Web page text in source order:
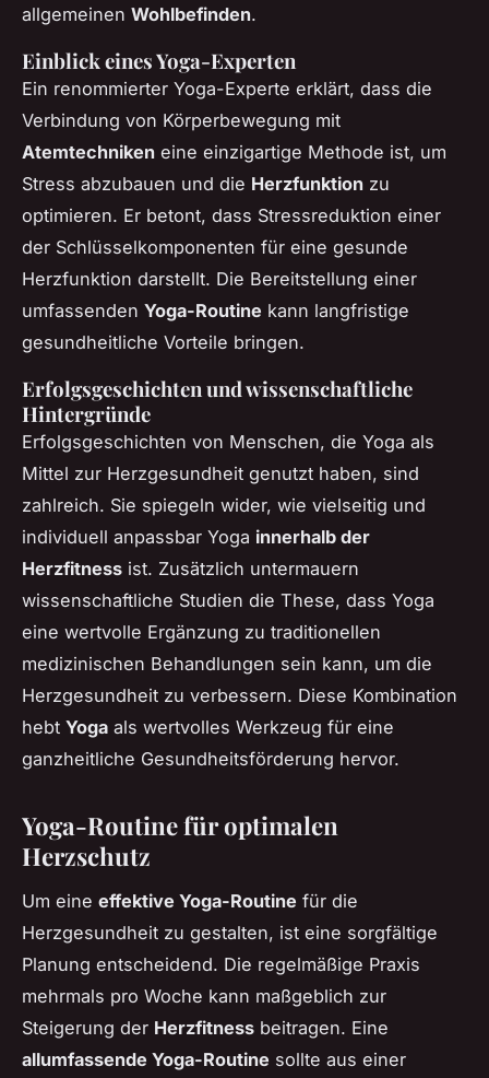
allgemeinen Wohlbefinden.
Einblick eines Yoga-Experten
Ein renommierter Yoga-Experte erklärt, dass die
Verbindung von Körperbewegung mit
Atemtechniken eine einzigartige Methode ist, um
Stress abzubauen und die Herzfunktion zu
optimieren. Er betont, dass Stressreduktion einer
der Schlüsselkomponenten für eine gesunde
Herzfunktion darstellt. Die Bereitstellung einer
umfassenden Yoga-Routine kann langfristige
gesundheitliche Vorteile bringen.
Erfolgsgeschichten und wissenschaftliche
Hintergründe
Erfolgsgeschichten von Menschen, die Yoga als
Mittel zur Herzgesundheit genutzt haben, sind
zahlreich. Sie spiegeln wider, wie vielseitig und
individuell anpassbar Yoga innerhalb der
Herzfitness ist. Zusätzlich untermauern
wissenschaftliche Studien die These, dass Yoga
eine wertvolle Ergänzung zu traditionellen
medizinischen Behandlungen sein kann, um die
Herzgesundheit zu verbessern. Diese Kombination
hebt Yoga als wertvolles Werkzeug für eine
ganzheitliche Gesundheitsförderung hervor.
Yoga-Routine für optimalen
Herzschutz
Um eine effektive Yoga-Routine für die
Herzgesundheit zu gestalten, ist eine sorgfältige
Planung entscheidend. Die regelmäßige Praxis
mehrmals pro Woche kann maßgeblich zur
Steigerung der Herzfitness beitragen. Eine
allumfassende Yoga-Routine sollte aus einer